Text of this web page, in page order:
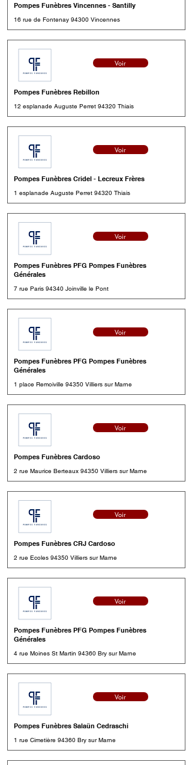
Pompes Funèbres Vincennes - Santilly
16 rue de Fontenay 94300 Vincennes
Voir
Pompes Funèbres Rebillon
12 esplanade Auguste Perret 94320 Thiais
Voir
Pompes Funèbres Cridel - Lecreux Frères
1 esplanade Auguste Perret 94320 Thiais
Voir
Pompes Funèbres PFG Pompes Funèbres
Générales
7 rue Paris 94340 Joinville le Pont
Voir
Pompes Funèbres PFG Pompes Funèbres
Générales
1 place Remoiville 94350 Villiers sur Marne
Voir
Pompes Funèbres Cardoso
2 rue Maurice Berteaux 94350 Villiers sur Marne
Voir
Pompes Funèbres CRJ Cardoso
2 rue Ecoles 94350 Villiers sur Marne
Voir
Pompes Funèbres PFG Pompes Funèbres
Générales
4 rue Moines St Martin 94360 Bry sur Marne
Voir
Pompes Funèbres Salaün Cedraschi
1 rue Cimetière 94360 Bry sur Marne